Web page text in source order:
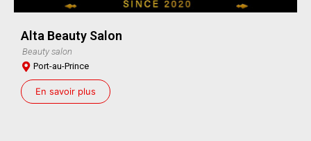
Alta Beauty Salon
Beauty salon
Port-au-Prince
En savoir plus